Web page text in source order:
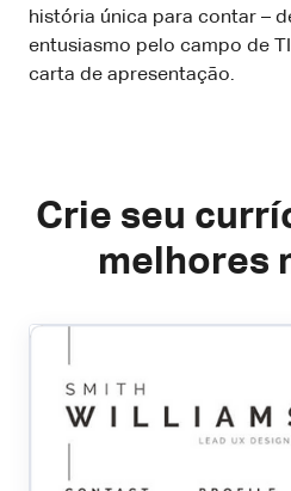
história única para contar –
entusiasmo pelo campo de
carta de apresentação.
Crie seu
melhores